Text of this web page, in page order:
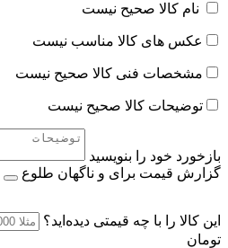
نام کالا صحیح نیست
عکس های کالا مناسب نیست
مشخصات فنی کالا صحیح نیست
توضیحات کالا صحیح نیست
بازخورد خود را بنویسید
گزارش قیمت برای و ناگهان طلوع
این کالا را با چه قیمتی دیده‌اید؟
تومان